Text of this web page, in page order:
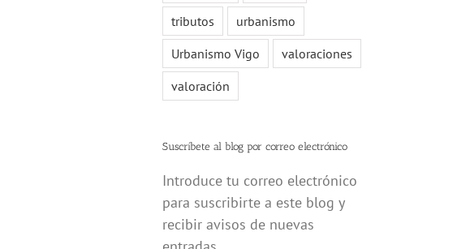
tributos
urbanismo
Urbanismo Vigo
valoraciones
valoración
Suscríbete al blog por correo electrónico
Introduce tu correo electrónico
para suscribirte a este blog y
recibir avisos de nuevas